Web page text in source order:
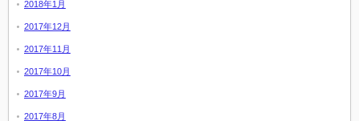
2018年1月
2017年12月
2017年11月
2017年10月
2017年9月
2017年8月